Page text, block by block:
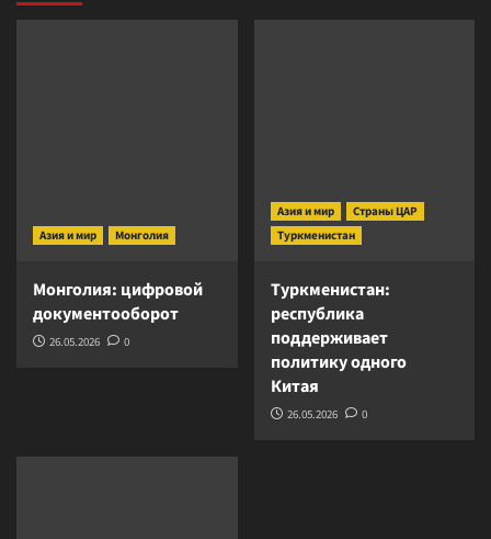
Азия и мир Монголия
Монголия: цифровой
документооборот
26.05.2026 0
Азия и мир
Страны ЦАР
Туркменистан
Туркменистан:
республика
поддерживает
политику одного
Китая
26.05.2026 0